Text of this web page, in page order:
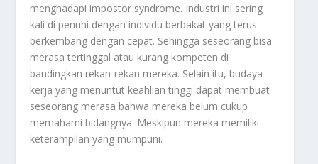
menghadapi impostor syndrome. Industri ini sering
kali di penuhi dengan individu berbakat yang terus
berkembang dengan cepat. Sehingga seseorang bisa
merasa tertinggal atau kurang kompeten di
bandingkan rekan-rekan mereka. Selain itu, budaya
kerja yang menuntut keahlian tinggi dapat membuat
seseorang merasa bahwa mereka belum cukup
memahami bidangnya. Meskipun mereka memiliki
keterampilan yang mumpuni.